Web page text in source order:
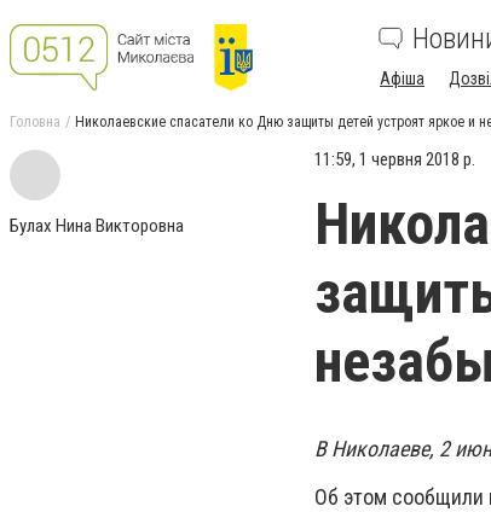
Афіша
Головна Николаевские спасатели ко Дню защиты детей устроят яркое и
Булах Нина Викторовна
11:59, 1 червня 2018 р.
В Николаеве, 2
Об этом сообщили